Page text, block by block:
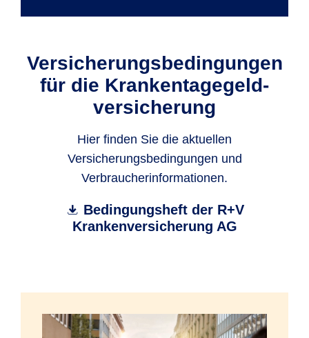
Versicherungs­bedingungen
für die Krankentagegeld­
versicherung
Hier finden Sie die aktuellen
Versicherungsbedingungen und
Verbraucherinformationen.
Bedingungsheft der R+V
Krankenversicherung AG